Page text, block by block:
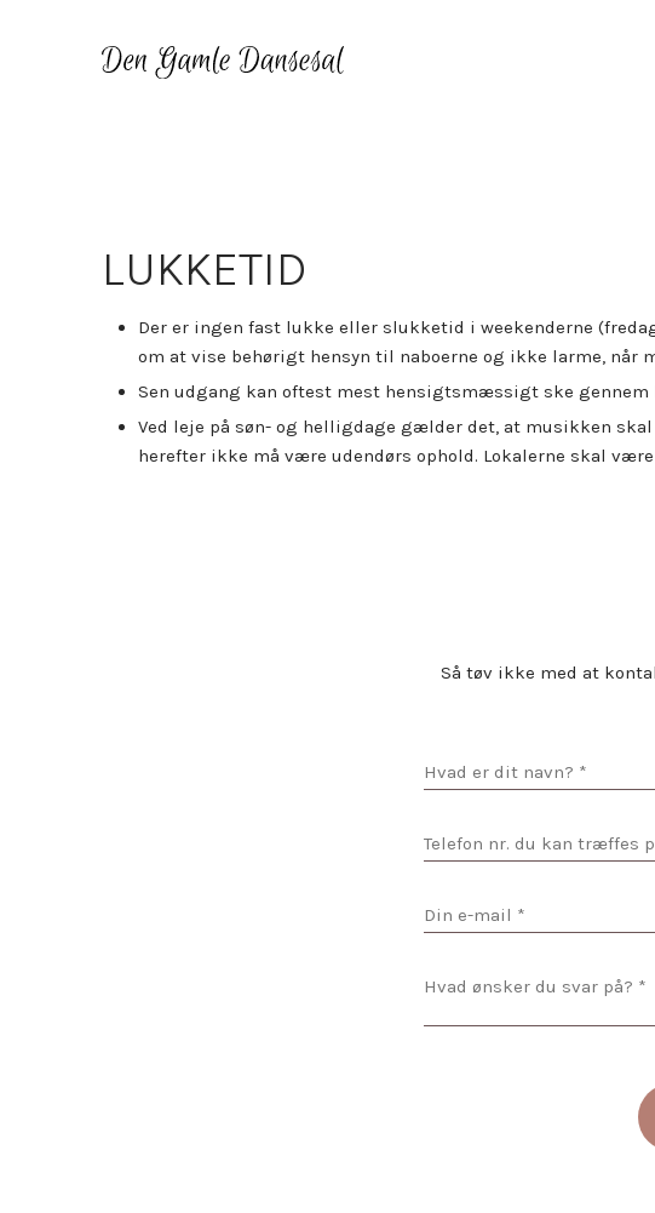
LUKKETID
​Der er ingen fast lukke eller slukketid i weekenderne
om at vise behørigt hensyn til naboerne og ikke larme, når
Sen udgang kan oftest mest hensigtsmæssigt ske gennem
​Ved leje på søn- og helligdage gælder det, at musikken
herefter ikke må være udendørs ophold. Lokalerne skal
Så tøv ikke med at